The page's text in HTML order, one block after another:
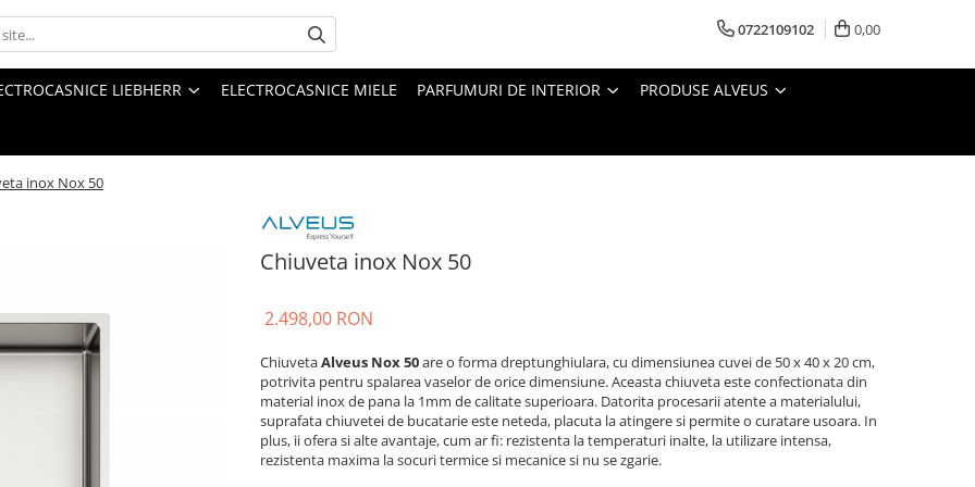
0722109102 0,00
LIEBHERR ELECTROCASNICE MIELE PARFUMURI DE INTERIOR PRODUSE ALVEUS
inox Nox 50
Chiuveta inox Nox 50
2.498,00 RON
ChiuvetaAlveus Nox 50are o forma dreptunghiulara, cu dimensiunea cuvei de 50 x 40 x 20 cm,
potrivita pentru spalarea vaselor de orice dimensiune. Aceasta chiuveta este confectionata din
material inox de pana la 1mm de calitate superioara. Datorita procesarii atente a materialului,
suprafata chiuvetei de bucatarie este neteda, placuta la atingere si permite o curatare usoara. In
plus, ii ofera si alte avantaje, cum ar fi: rezistenta la temperaturi inalte, la utilizare intensa,
rezistenta maxima la socuri termice si mecanice si nu se zgarie.